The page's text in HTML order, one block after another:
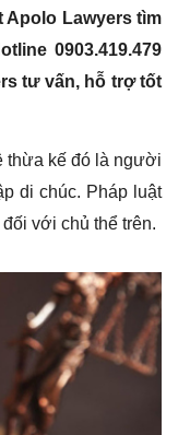
Apolo Lawyers tìm
0903.419.479
tư vấn, hỗ trợ tốt
thừa kế đó là người
di chúc. Pháp luật
với chủ thể trên.